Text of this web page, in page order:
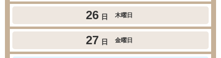
26 日 木曜日
27 日 金曜日